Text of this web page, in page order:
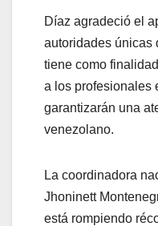
Díaz agradeció el
autoridades únicas
tiene como
a los profesionales
garantizarán una
venezolano.
La coordinadora
Jhoninett
está rompiendo